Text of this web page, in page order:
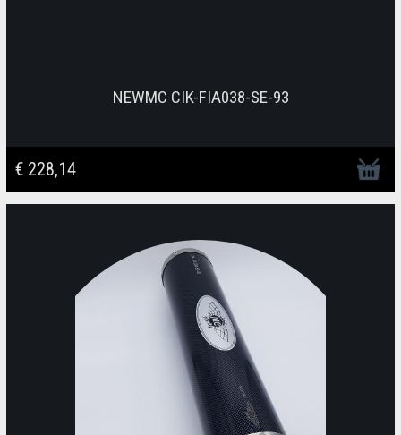
NEWMC CIK-FIA038-SE-93
€ 228,14